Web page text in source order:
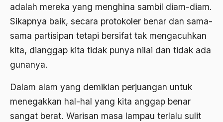
adalah mereka yang menghina sambil diam-diam.
Sikapnya baik, secara protokoler benar dan sama-
sama partisipan tetapi bersifat tak mengacuhkan
kita, dianggap kita tidak punya nilai dan tidak ada
gunanya.
Dalam alam yang demikian perjuangan untuk
menegakkan hal-hal yang kita anggap benar
sangat berat. Warisan masa lampau terlalu sulit
Aktivis
akulturasi
akulturasi budaya
Al Asnawi
al qaeda